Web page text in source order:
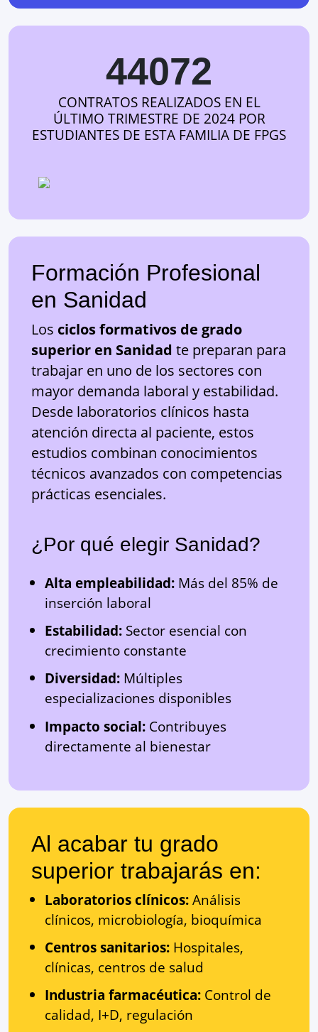
44072
CONTRATOS REALIZADOS EN EL
ÚLTIMO TRIMESTRE DE 2024 POR
ESTUDIANTES DE ESTA FAMILIA DE FPGS
Formación Profesional
en Sanidad
Los ciclos formativos de grado
superior en Sanidad te preparan para
trabajar en uno de los sectores con
mayor demanda laboral y estabilidad.
Desde laboratorios clínicos hasta
atención directa al paciente, estos
estudios combinan conocimientos
técnicos avanzados con competencias
prácticas esenciales.
¿Por qué elegir Sanidad?
Alta empleabilidad: Más del 85% de
inserción laboral
Estabilidad: Sector esencial con
crecimiento constante
Diversidad: Múltiples
especializaciones disponibles
Impacto social: Contribuyes
directamente al bienestar
Al acabar tu grado
superior trabajarás en:
Laboratorios clínicos:Análisis
clínicos, microbiología, bioquímica
Centros sanitarios: Hospitales,
clínicas, centros de salud
Industria farmacéutica: Control de
calidad, I+D, regulación